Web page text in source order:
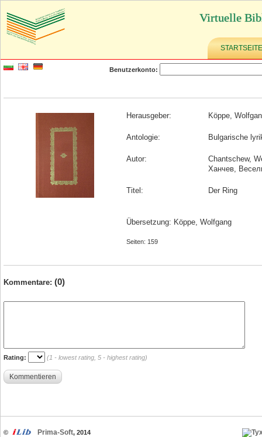
Virtuelle
STARTSEITE
Benutzerkonto:
Herausgeber: Köppe,
Antologie: Bulgarische
Autor:
Chantschew,
Ханчев,
Titel: Der Ring
Übersetzung: Köppe, Wolfgang
Seiten: 159
Kommentare: (0)
Rating: (1 - lowest rating, 5 - highest rating)
Kommentieren
© Prima-Soft, 2014